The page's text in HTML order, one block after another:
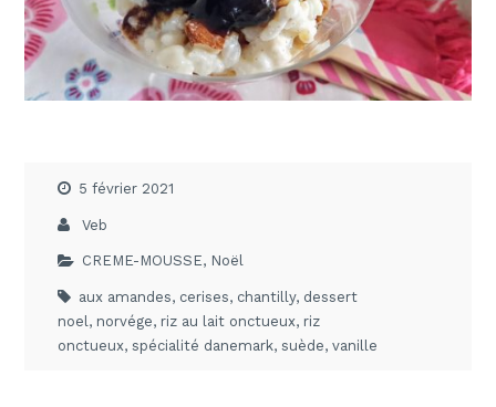
5 février 2021
Veb
CREME-MOUSSE, Noël
aux amandes, cerises, chantilly, dessert
noel, norvége, riz au lait onctueux, riz
onctueux,spécialité danemark,suède,vanille